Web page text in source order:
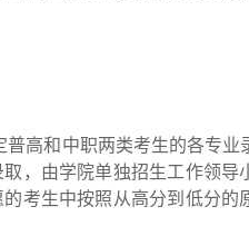
高和中职两类考生的各专业
，由学院单独招生工作领导
考生中按照从高分到低分的